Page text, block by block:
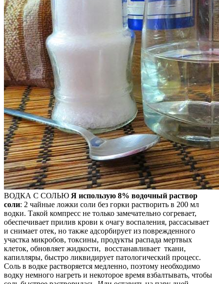
ВОДКА С СОЛЬЮ Я использую 8% водочный раствор
соли: 2 чайные ложки соли без горки растворить в 200 мл
водки. Такой компресс не только замечательно согревает,
обеспечивает прилив крови к очагу воспаления, рассасывает
и снимает отек, но также адсорбирует из поврежденного
участка микробов, токсины, продукты распада мертвых
клеток, обновляет жидкости, восстанавливает ткани,
капилляры, быстро ликвидирует патологический процесс.
Соль в водке растворяется медленно, поэтому необходимо
водку немного нагреть и некоторое время взбалтывать, чтобы